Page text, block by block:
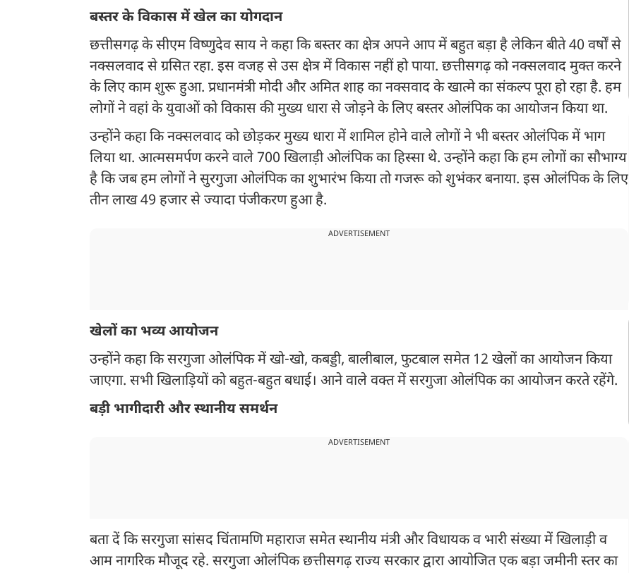
बस्तर के विकास में खेल का योगदान
छत्तीसगढ़ के सीएम विष्णुदेव साय ने कहा कि बस्तर का क्षेत्र अपने आप में बहुत बड़ा है लेकिन बीते 40 वर्षों से
नक्सलवाद से ग्रसित रहा. इस वजह से उस क्षेत्र में विकास नहीं हो पाया. छत्तीसगढ़ को नक्सलवाद मुक्त करने
के लिए काम शुरू हुआ. प्रधानमंत्री मोदी और अमित शाह का नक्सवाद के खात्मे का संकल्प पूरा हो रहा है. हम
लोगों ने वहां के युवाओं को विकास की मुख्य धारा से जोड़ने के लिए बस्तर ओलंपिक का आयोजन किया था.
उन्होंने कहा कि नक्सलवाद को छोड़कर मुख्य धारा में शामिल होने वाले लोगों ने भी बस्तर ओलंपिक में भाग
लिया था. आत्मसमर्पण करने वाले 700 खिलाड़ी ओलंपिक का हिस्सा थे. उन्होंने कहा कि हम लोगों का सौभाग्य
है कि जब हम लोगों ने सुरगुजा ओलंपिक का शुभारंभ किया तो गजरू को शुभंकर बनाया. इस ओलंपिक के लिए
तीन लाख 49 हजार से ज्यादा पंजीकरण हुआ है.
ADVERTISEMENT
खेलों का भव्य आयोजन
उन्होंने कहा कि सरगुजा ओलंपिक में खो-खो, कबड्डी, बालीबाल, फुटबाल समेत 12 खेलों का आयोजन किया
जाएगा. सभी खिलाड़ियों को बहुत-बहुत बधाई। आने वाले वक्त में सरगुजा ओलंपिक का आयोजन करते रहेंगे.
बड़ी भागीदारी और स्थानीय समर्थन
ADVERTISEMENT
बता दें कि सरगुजा सांसद चिंतामणि महाराज समेत स्थानीय मंत्री और विधायक व भारी संख्या में खिलाड़ी व
आम नागरिक मौजूद रहे. सरगुजा ओलंपिक छत्तीसगढ़ राज्य सरकार द्वारा आयोजित एक बड़ा जमीनी स्तर का